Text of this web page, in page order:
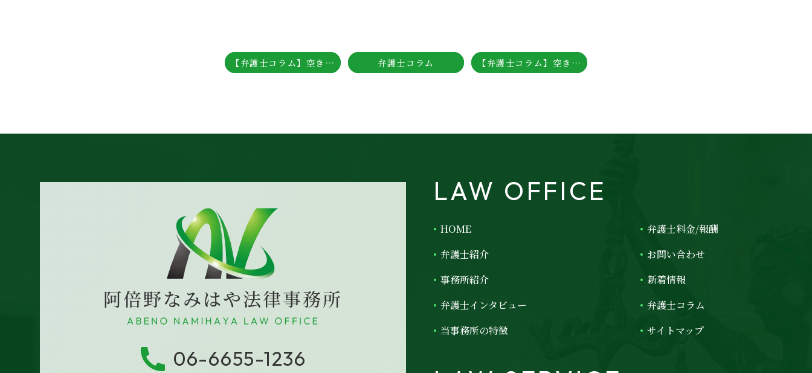
【弁護士コラム】空き家を相続する場合の注意点？ 相続に強い弁護士が解説！ 弁護士コラム 【弁護士コラム】空き家になった実家を賃貸にするメリット・デメリットと賃貸に出す際の注意点を詳しく解説
06-6655-1236
LAW OFFICE
HOME
弁護士紹介
事務所紹介
弁護士インタビュー
当事務所の特徴
弁護士料金/報酬
お問い合わせ
新着情報
弁護士コラム
サイトマップ